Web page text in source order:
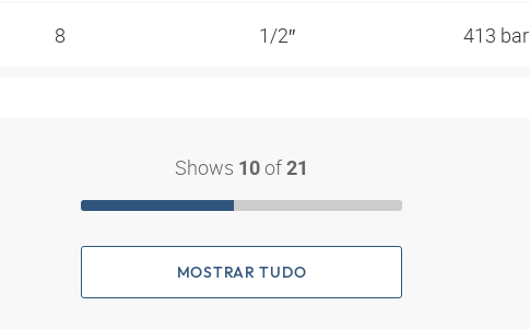
8 1/2″ 413 bar
Shows 10 of 21
MOSTRAR TUDO